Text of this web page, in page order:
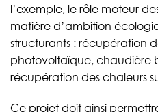
l’exemple, le rôle moteur
matière d’ambition
structurants : récupération
photovoltaïque, chaudière
récupération des chaleurs
Ce projet doit ainsi